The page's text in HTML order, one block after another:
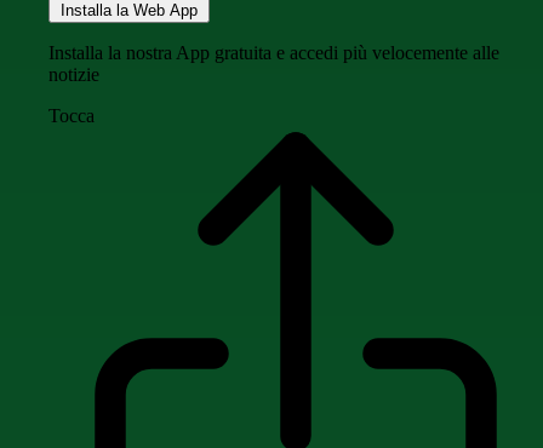
Installa la Web App
Installa la nostra App gratuita e accedi più velocemente alle
notizie
Tocca